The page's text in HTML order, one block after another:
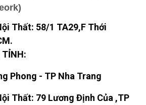
Thất: 58/1 TA29,F Thới
TỈNH:
Phong - TP Nha Trang
Thất: 79 Lương Định Của ,TP